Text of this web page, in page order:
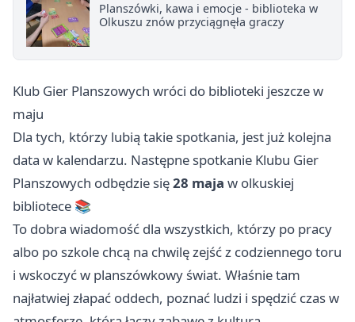
Planszówki, kawa i emocje - biblioteka w
Olkuszu znów przyciągnęła graczy
Klub Gier Planszowych wróci do biblioteki jeszcze w
maju
Dla tych, którzy lubią takie spotkania, jest już kolejna
data w kalendarzu. Następne spotkanie Klubu Gier
Planszowych odbędzie się28 maja w olkuskiej
bibliotece 📚
To dobra wiadomość dla wszystkich, którzy po pracy
albo po szkole chcą na chwilę zejść z codziennego toru
i wskoczyć w planszówkowy świat. Właśnie tam
najłatwiej złapać oddech, poznać ludzi i spędzić czas w